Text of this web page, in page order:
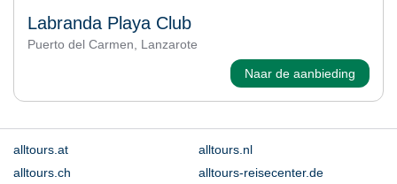
Labranda Playa Club
Puerto del Carmen, Lanzarote
Naar de aanbieding
alltours.at
alltours.nl
alltours.ch
alltours-reisecenter.de